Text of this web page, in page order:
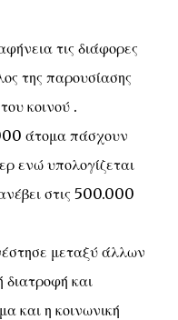
τις διάφορες
της παρουσίασης
κοινού .
άτομα πάσχουν
ενώ υπολογίζεται
στις 500.000
μεταξύ άλλων
διατροφή και
και η κοινωνική